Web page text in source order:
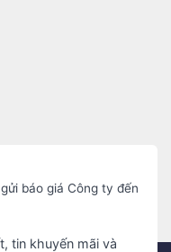
báo giá Công ty đến
tin khuyến mãi và